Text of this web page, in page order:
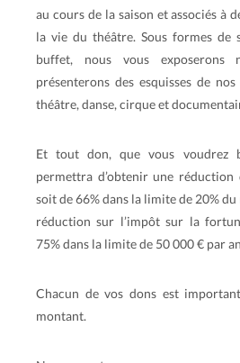
au cours de la saison et associés à
la vie du théâtre. Sous formes de
buffet, nous vous
présenterons des esquisses de
théâtre, danse, cirque et
Et tout don, que vous voudrez
permettra d’obtenir une réduction
soit de 66% dans la limite de 20%
réduction sur l’impôt sur la
75% dans la limite de 50 000 € par
Chacun de vos dons est
montant.